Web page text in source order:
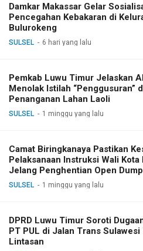
Damkar Makassar Gelar
Pencegahan Kebakaran di
Bulurokeng
SULSEL 6 hari yang lalu
Pemkab Luwu Timur Jelaskan
Menolak Istilah “Penggusuran”
Penanganan Lahan Laoli
SULSEL 1 minggu yang lalu
Camat Biringkanaya Pastikan
Pelaksanaan Instruksi Wali Kota
Jelang Penghentian Open
SULSEL 1 minggu yang lalu
DPRD Luwu Timur Soroti
PT PUL di Jalan Trans Sulawesi
Lintasan